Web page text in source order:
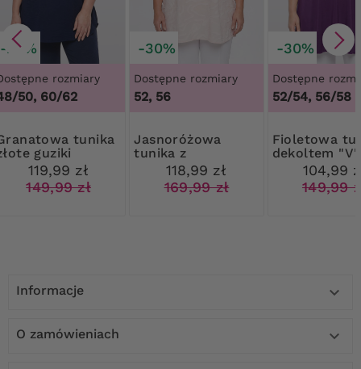
-20%
rozmiary
50, 60/62
guziki
119,99 zł
149,99 zł
-30%
Dostępne rozmiary
52, 56
Jasnoróżowa
tunika z
naszywanym
wzorem
118,99 zł
169,99 zł
-30%
Dostępne
52/54, 56/58
Fioletowa tunika z
dekoltem "V"
104,99
149,99
Informacje 
O zamówieniach 